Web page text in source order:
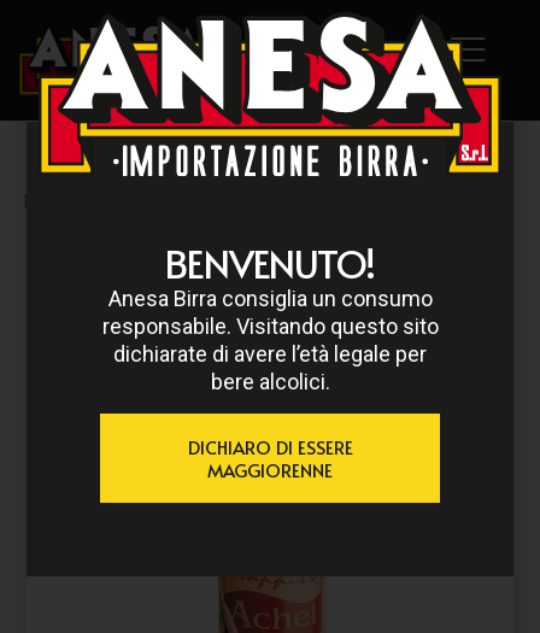
BENVENUTO!
Anesa Birra consiglia un consumo
responsabile. Visitando questo sito
dichiarate di avere l’età legale per
bere alcolici.
DICHIARO DI ESSERE
MAGGIORENNE